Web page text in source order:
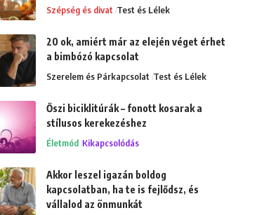
Szépség és divat Test és Lélek
20 ok, amiért már az elején véget érhet
a bimbózó kapcsolat
Szerelem és Párkapcsolat Test és Lélek
Őszi biciklitúrák – fonott kosarak a
stílusos kerekezéshez
Életmód Kikapcsolódás
Akkor leszel igazán boldog
kapcsolatban, ha te is fejlődsz, és
vállalod az önmunkát